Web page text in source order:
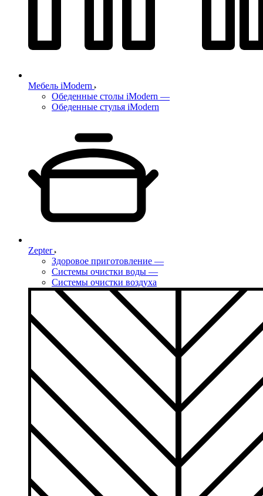
Мебель iModern
Обеденные столы iModern —
Обеденные стулья iModern
Zepter
Здоровое приготовление —
Системы очистки воды —
Системы очистки воздуха